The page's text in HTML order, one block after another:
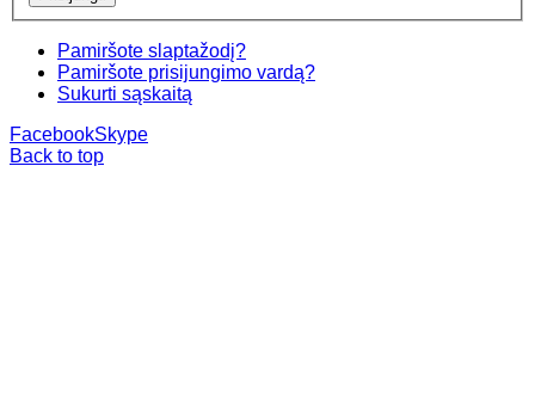
Pamiršote slaptažodį?
Pamiršote prisijungimo vardą?
Sukurti sąskaitą
FacebookSkype
Back to top